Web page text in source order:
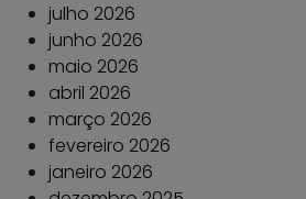
julho 2026
junho 2026
maio 2026
abril 2026
março 2026
fevereiro 2026
janeiro 2026